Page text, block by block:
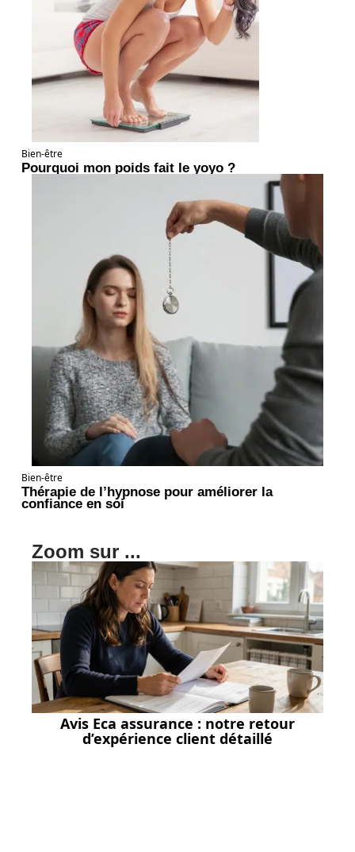
Bien-être
Pourquoi mon poids fait le yoyo ?
Bien-être
Thérapie de l’hypnose pour améliorer la
confiance en soi
Zoom sur ...
Avis Eca assurance : notre retour
d’expérience client détaillé